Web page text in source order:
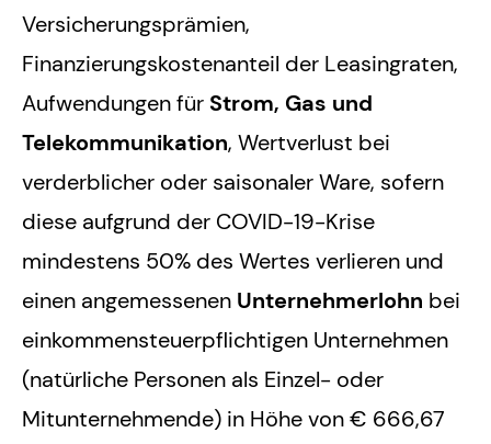
Versicherungsprämien,
Finanzierungskostenanteil der Leasingraten,
Aufwendungen für Strom, Gas und
Telekommunikation, Wertverlust bei
verderblicher oder saisonaler Ware, sofern
diese aufgrund der COVID-19-Krise
mindestens 50% des Wertes verlieren und
einen angemessenen Unternehmerlohn bei
einkommensteuerpflichtigen Unternehmen
(natürliche Personen als Einzel- oder
Mitunternehmende) in Höhe von € 666,67